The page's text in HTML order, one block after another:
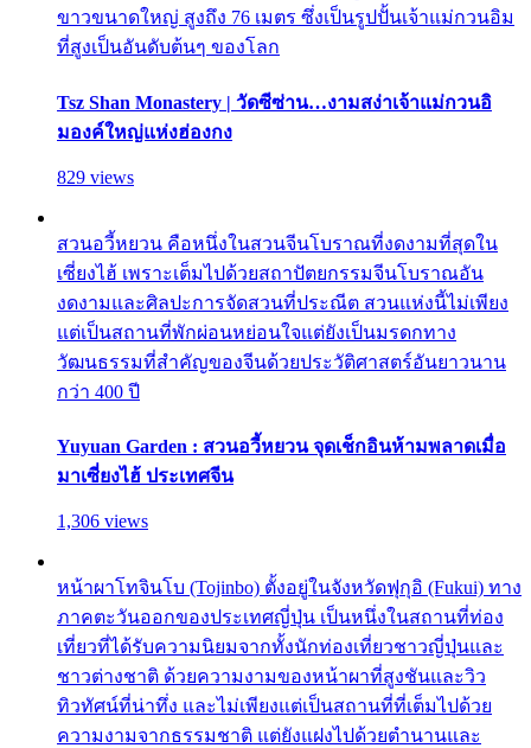
ขาวขนาดใหญ่ สูงถึง 76 เมตร ซึ่งเป็นรูปปั้นเจ้าแม่กวนอิม
ที่สูงเป็นอันดับต้นๆ ของโลก
Tsz Shan Monastery | วัดซีซ่าน…งามสง่าเจ้าแม่กวนอิ
มองค์ใหญ่แห่งฮ่องกง
829 views
สวนอวี้หยวน คือหนึ่งในสวนจีนโบราณที่งดงามที่สุดใน
เซี่ยงไฮ้ เพราะเต็มไปด้วยสถาปัตยกรรมจีนโบราณอัน
งดงามและศิลปะการจัดสวนที่ประณีต สวนแห่งนี้ไม่เพียง
แต่เป็นสถานที่พักผ่อนหย่อนใจแต่ยังเป็นมรดกทาง
วัฒนธรรมที่สำคัญของจีนด้วยประวัติศาสตร์อันยาวนาน
กว่า 400 ปี
Yuyuan Garden : สวนอวี้หยวน จุดเช็กอินห้ามพลาดเมื่อ
มาเซี่ยงไฮ้ ประเทศจีน
1,306 views
หน้าผาโทจินโบ (Tojinbo) ตั้งอยู่ในจังหวัดฟุกุอิ (Fukui) ทาง
ภาคตะวันออกของประเทศญี่ปุ่น เป็นหนึ่งในสถานที่ท่อง
เที่ยวที่ได้รับความนิยมจากทั้งนักท่องเที่ยวชาวญี่ปุ่นและ
ชาวต่างชาติ ด้วยความงามของหน้าผาที่สูงชันและวิว
ทิวทัศน์ที่น่าทึ่ง และไม่เพียงแต่เป็นสถานที่ที่เต็มไปด้วย
ความงามจากธรรมชาติ แต่ยังแฝงไปด้วยตำนานและ